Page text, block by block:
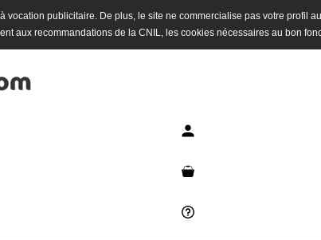
publicitaire. De plus, le site ne commercialise pas votre profil
aux recommandations de la CNIL, les cookies nécessaires au bon